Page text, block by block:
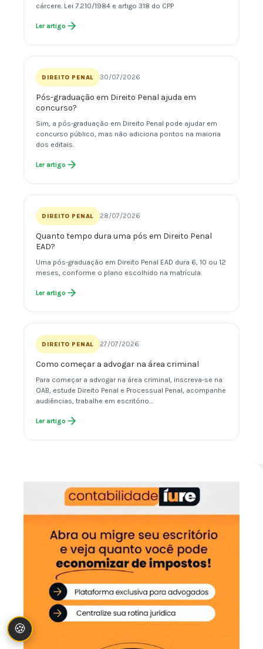
cárcere. Lei 7.210/1984 e artigo 318 do CPP
Ler artigo
DIREITO PENAL 30/07/2026
Pós-graduação em Direito Penal ajuda em
concurso?
Sim, a pós-graduação em Direito Penal pode ajudar em
concurso público, mas não adiciona pontos na maioria
dos editais.
Ler artigo
DIREITO PENAL 28/07/2026
Quanto tempo dura uma pós em Direito Penal
EAD?
Uma pós-graduação em Direito Penal EAD dura 6, 10 ou 12
meses, conforme o plano escolhido na matrícula.
Ler artigo
DIREITO PENAL 27/07/2026
Como começar a advogar na área criminal
Para começar a advogar na área criminal, inscreva-se na
OAB, estude Direito Penal e Processual Penal, acompanhe
audiências, trabalhe em escritório…
Ler artigo
🍪